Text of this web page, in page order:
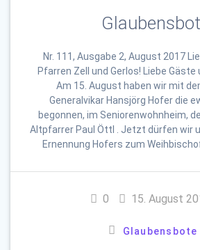
Nr. 111, Ausgabe 2, August 2017
Pfarren Zell und Gerlos! Liebe Gäste
Am 15. August haben wir mit
Generalvikar Hansjörg Hofer die
begonnen, im Seniorenwohnheim,
Altpfarrer Paul Öttl . Jetzt dürfen wir
Ernennung Hofers zum
0 15. August
Glaubensbote